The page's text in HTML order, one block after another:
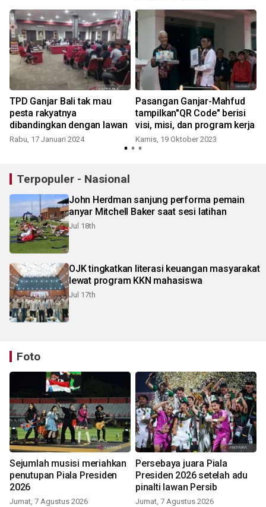
TPD Ganjar Bali tak mau
pesta rakyatnya
dibandingkan dengan lawan
Rabu, 17 Januari 2024
Pasangan Ganjar-Mahfud
tampilkan"QR Code" berisi
visi, misi, dan program kerja
Kamis, 19 Oktober 2023
Terpopuler - Nasional
John Herdman sanjung performa pemain
anyar Mitchell Baker saat sesi latihan
Jul 18th
OJK tingkatkan literasi keuangan masyarakat
lewat program KKN mahasiswa
Jul 17th
Foto
Sejumlah musisi meriahkan
penutupan Piala Presiden
2026
Jumat, 7 Agustus 2026
Persebaya juara Piala
Presiden 2026 setelah adu
pinalti lawan Persib
Jumat, 7 Agustus 2026